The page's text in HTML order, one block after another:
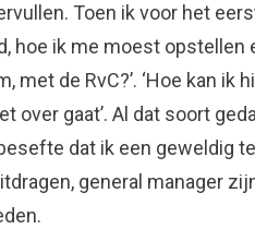
Toen ik voor het
hoe ik me moest opstellen
met de RvC?’. ‘Hoe kan
over gaat’. Al dat soort
dat ik een geweldig
general manager